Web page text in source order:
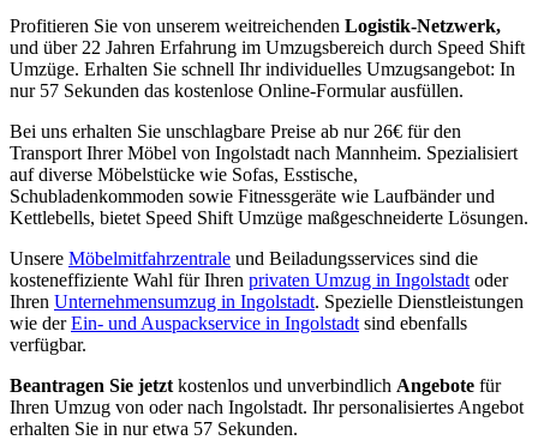
Profitieren Sie von unserem weitreichenden Logistik-Netzwerk,
und über 22 Jahren Erfahrung im Umzugsbereich durch Speed Shift
Umzüge. Erhalten Sie schnell Ihr individuelles Umzugsangebot: In
nur 57 Sekunden das kostenlose Online-Formular ausfüllen.
Bei uns erhalten Sie unschlagbare Preise ab nur 26€ für den
Transport Ihrer Möbel von Ingolstadt nach Mannheim. Spezialisiert
auf diverse Möbelstücke wie Sofas, Esstische,
Schubladenkommoden sowie Fitnessgeräte wie Laufbänder und
Kettlebells, bietet Speed Shift Umzüge maßgeschneiderte Lösungen.
Unsere Möbelmitfahrzentrale und Beiladungsservices sind die
kosteneffiziente Wahl für Ihren privaten Umzug in Ingolstadt oder
Ihren Unternehmensumzug in Ingolstadt. Spezielle Dienstleistungen
wie derEin- und Auspackservice in Ingolstadt sind ebenfalls
verfügbar.
Beantragen Sie jetzt kostenlos und unverbindlich Angebote für
Ihren Umzug von oder nach Ingolstadt. Ihr personalisiertes Angebot
erhalten Sie in nur etwa 57 Sekunden.